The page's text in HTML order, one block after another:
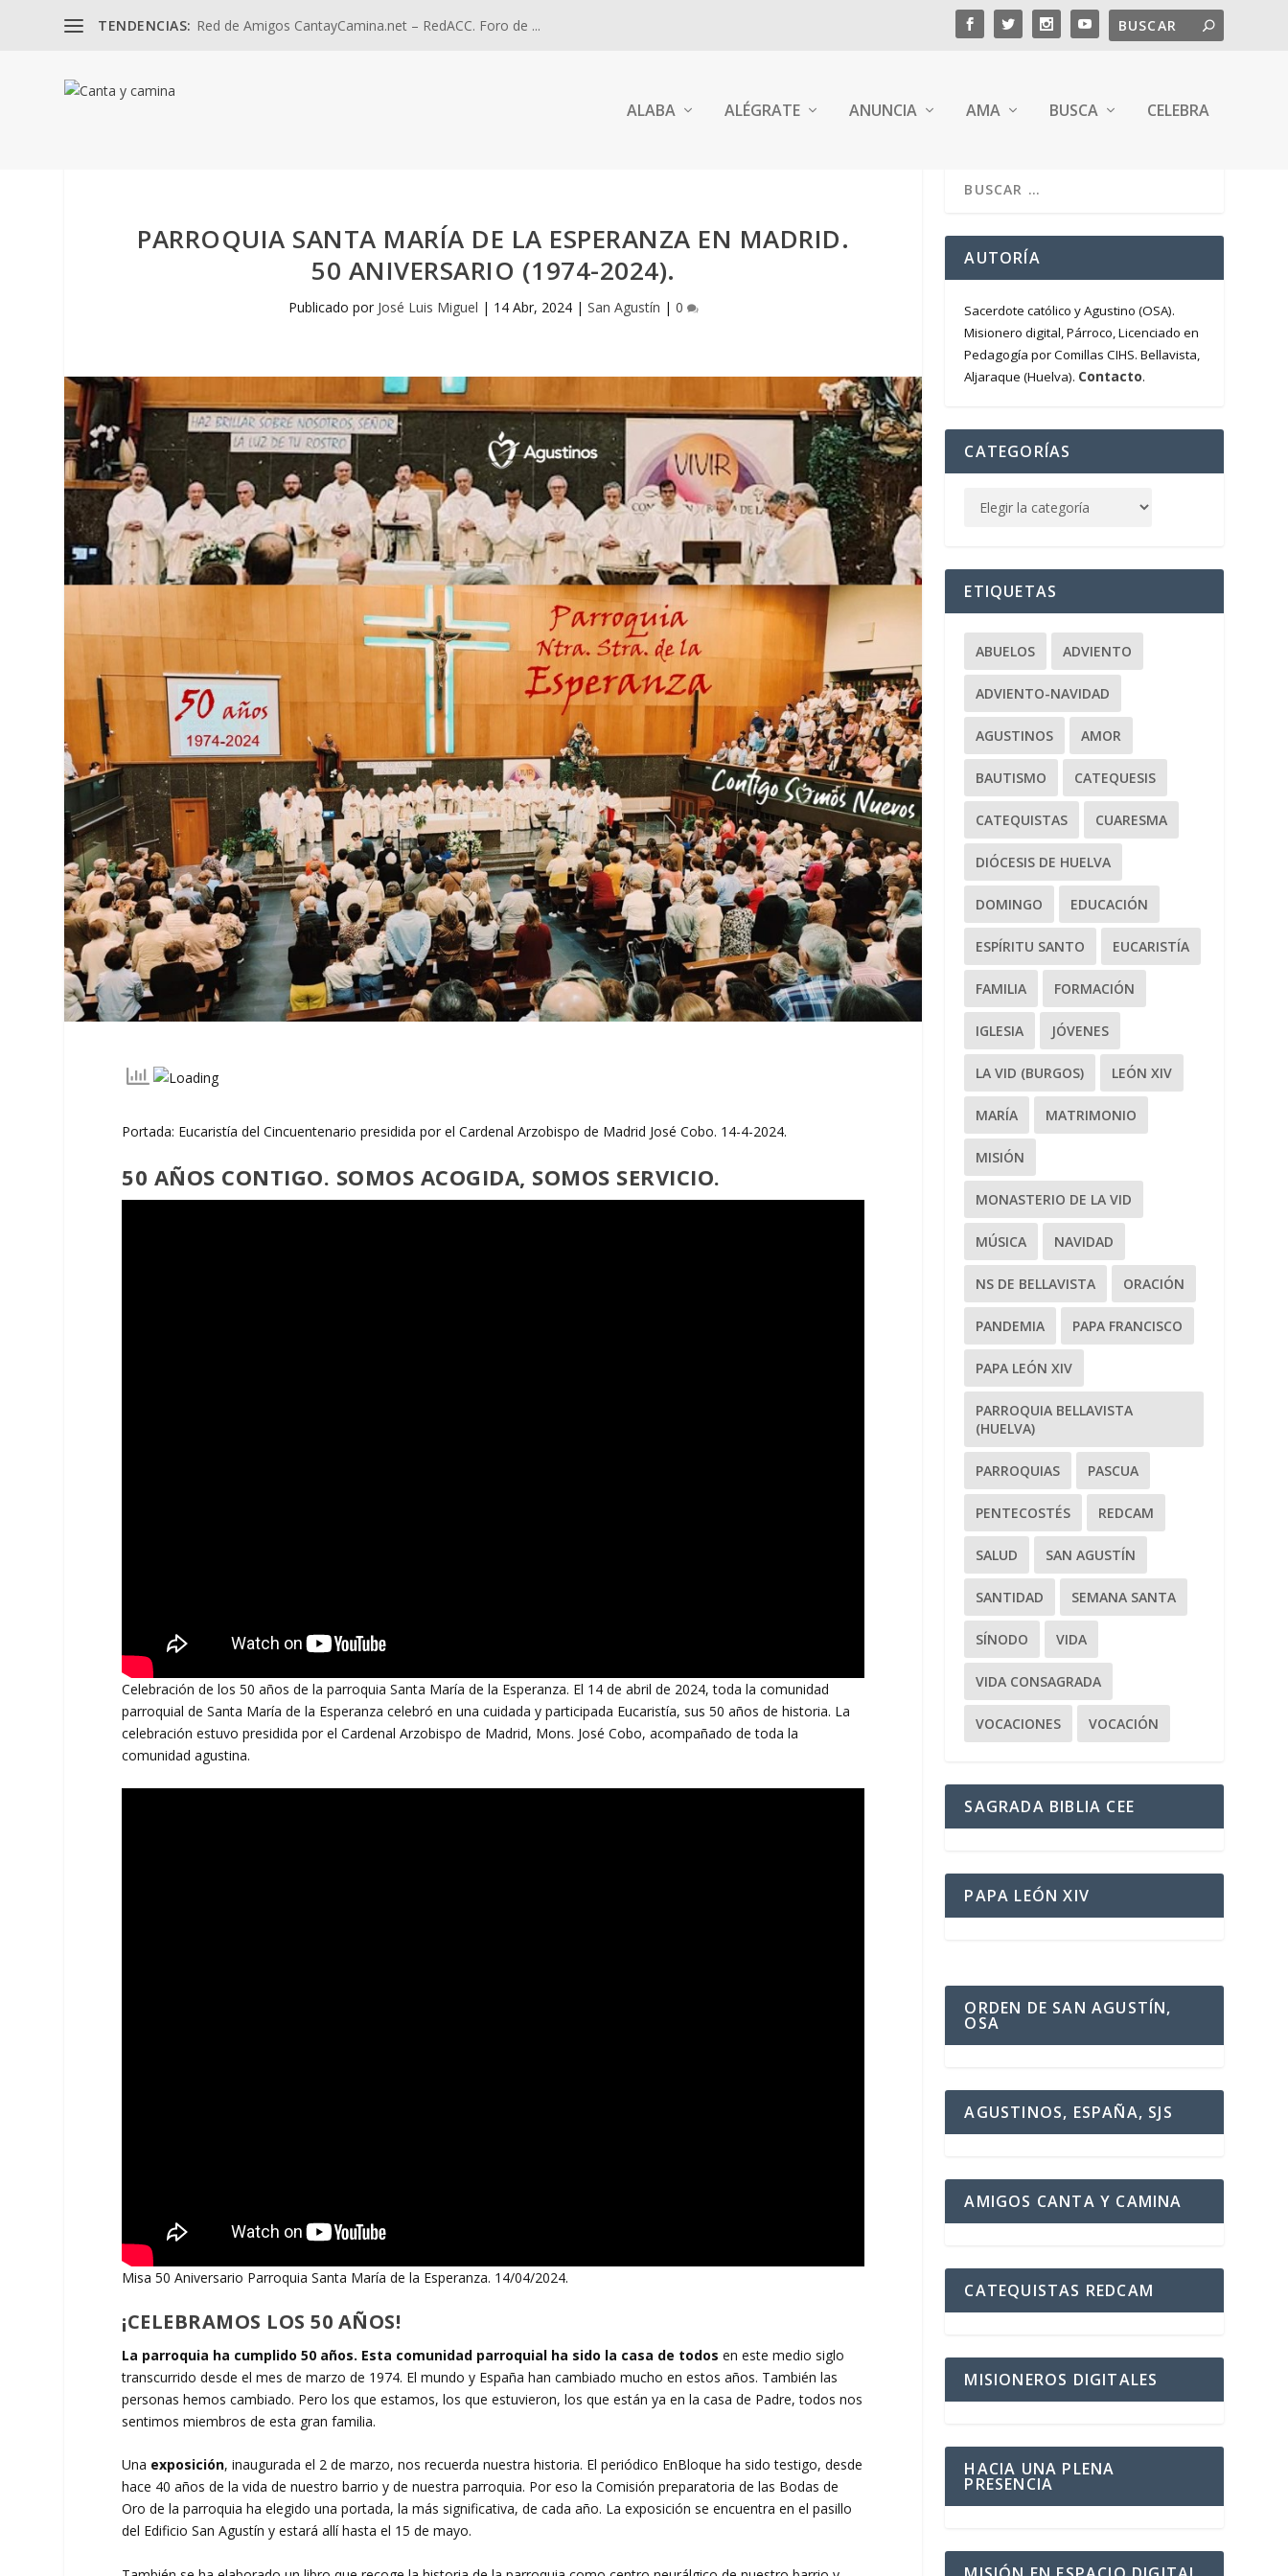
TENDENCIAS: Red de Amigos CantayCamina.net – RedACC. Foro de ...
ALABA ALÉGRATE ANUNCIA AMA BUSCA CELEBRA
PARROQUIA SANTA MARÍA DE LA ESPERANZA EN MADRID.
50 ANIVERSARIO (1974-2024).
Publicado por José Luis Miguel | 14 Abr, 2024| San Agustín | 0
Portada: Eucaristía del Cincuentenario presidida por el Cardenal Arzobispo de Madrid José Cobo. 14-4-2024.
50 AÑOS CONTIGO. SOMOS ACOGIDA, SOMOS SERVICIO.
Celebración de los 50 años de la parroquia Santa María de la Esperanza. El 14 de abril de 2024, toda la comunidad
parroquial de Santa María de la Esperanza celebró en una cuidada y participada Eucaristía, sus 50 años de historia. La
celebración estuvo presidida por el Cardenal Arzobispo de Madrid, Mons. José Cobo, acompañado de toda la
comunidad agustina.
Misa 50 Aniversario Parroquia Santa María de la Esperanza. 14/04/2024.
¡CELEBRAMOS LOS 50 AÑOS!
La parroquia ha cumplido 50 años. Esta comunidad parroquial ha sido la casa de todos en este medio siglo
transcurrido desde el mes de marzo de 1974. El mundo y España han cambiado mucho en estos años. También las
personas hemos cambiado. Pero los que estamos, los que estuvieron, los que están ya en la casa de Padre, todos nos
sentimos miembros de esta gran familia.
Una exposición, inaugurada el 2 de marzo, nos recuerda nuestra historia. El periódico EnBloque ha sido testigo, desde
hace 40 años de la vida de nuestro barrio y de nuestra parroquia. Por eso la Comisión preparatoria de las Bodas de
Oro de la parroquia ha elegido una portada, la más significativa, de cada año. La exposición se encuentra en el pasillo
del Edificio San Agustín y estará allí hasta el 15 de mayo.
AUTORÍA
Sacerdote católico y Agustino (OSA).
Misionero digital, Párroco, Licenciado en
Pedagogía por Comillas CIHS. Bellavista,
Aljaraque (Huelva). Contacto.
CATEGORÍAS
ETIQUETAS
ABUELOS ADVIENTO
ADVIENTO-NAVIDAD
AGUSTINOS AMOR
BAUTISMO CATEQUESIS
CATEQUISTAS CUARESMA
DIÓCESIS DE HUELVA
DOMINGO EDUCACIÓN
ESPÍRITU SANTO EUCARISTÍA
FAMILIA FORMACIÓN
IGLESIA JÓVENES
LA VID (BURGOS) LEÓN XIV
MARÍA MATRIMONIO
MISIÓN
MONASTERIO DE LA VID
MÚSICA NAVIDAD
NS DE BELLAVISTA ORACIÓN
PANDEMIA PAPA FRANCISCO
PAPA LEÓN XIV
PARROQUIA BELLAVISTA
(HUELVA)
PARROQUIAS PASCUA
PENTECOSTÉS REDCAM
SALUD SAN AGUSTÍN
SANTIDAD SEMANA SANTA
SÍNODO VIDA
VIDA CONSAGRADA
VOCACIONES VOCACIÓN
SAGRADA BIBLIA CEE
PAPA LEÓN XIV
ORDEN DE SAN AGUSTÍN,
OSA
AGUSTINOS, ESPAÑA, SJS
AMIGOS CANTA Y CAMINA
CATEQUISTAS REDCAM
MISIONEROS DIGITALES
HACIA UNA PLENA
PRESENCIA